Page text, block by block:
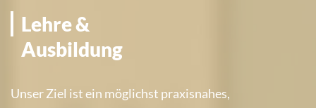
Lehre und Ausbildung
Lehre &
Ausbildung
Unser Ziel ist ein möglichst praxisnahes,